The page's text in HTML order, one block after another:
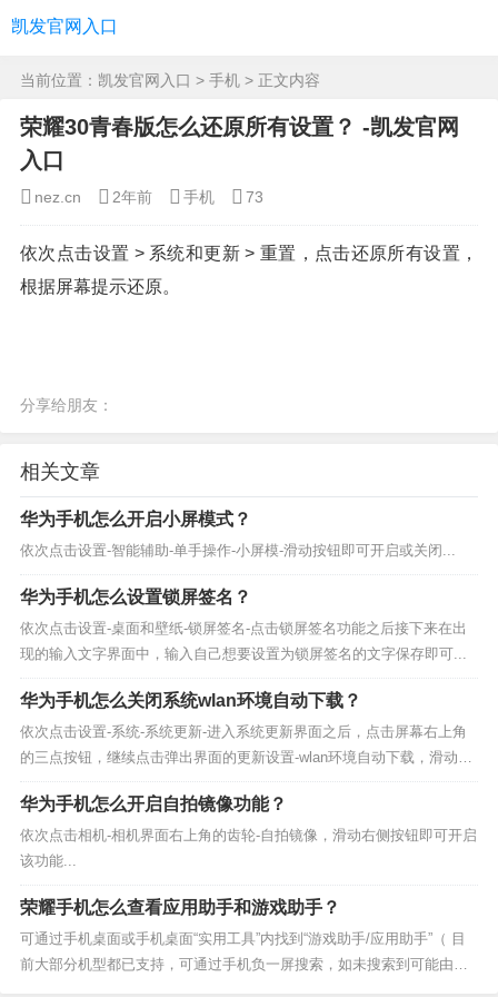
凯发官网入口
当前位置： 凯发官网入口 > 手机 > 正文内容
荣耀30青春版怎么还原所有设置？ -凯发官网
入口
nez.cn 2年前 手机 73
依次点击设置 > 系统和更新 > 重置，点击还原所有设置，
根据屏幕提示还原。
分享给朋友：
相关文章
华为手机怎么开启小屏模式？
依次点击设置-智能辅助-单手操作-小屏模-滑动按钮即可开启或关闭...
华为手机怎么设置锁屏签名？
依次点击设置-桌面和壁纸-锁屏签名-点击锁屏签名功能之后接下来在出
现的输入文字界面中，输入自己想要设置为锁屏签名的文字保存即可...
华为手机怎么关闭系统wlan环境自动下载？
依次点击设置-系统-系统更新-进入系统更新界面之后，点击屏幕右上角
的三点按钮，继续点击弹出界面的更新设置-wlan环境自动下载，滑动右
侧按钮即可关闭系统wlan环境自动下载...
华为手机怎么开启自拍镜像功能？
依次点击相机-相机界面右上角的齿轮-自拍镜像，滑动右侧按钮即可开启
该功能...
荣耀手机怎么查看应用助手和游戏助手？
可通过手机桌面或手机桌面“实用工具”内找到“游戏助手/应用助手”（ 目
前大部分机型都已支持，可通过手机负一屏搜索，如未搜索到可能由于